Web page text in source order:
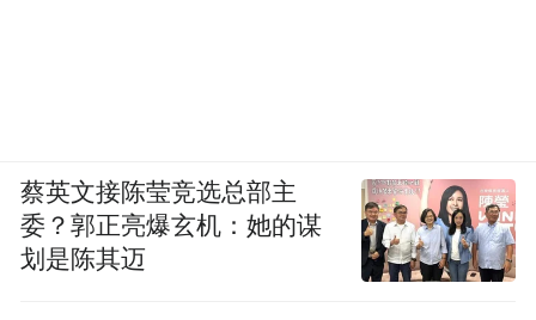
蔡英文接陈莹竞选总部主
委？郭正亮爆玄机：她的谋
划是陈其迈